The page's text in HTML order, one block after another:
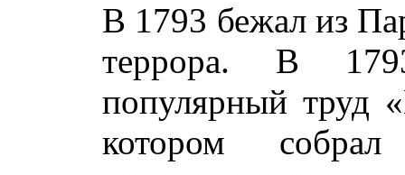
В 1793 бежал из
террора. В
популярный труд
котором